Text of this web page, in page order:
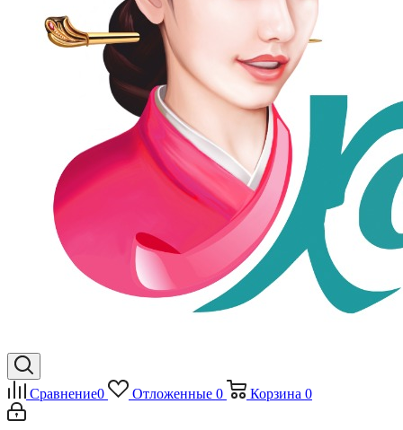
Сравнение0 Отложенные 0 Корзина 0